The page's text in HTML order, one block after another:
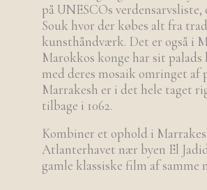
på UNESCOs
Souk hvor der købes alt fra
kunsthåndværk. Det er også i
Marokkos konge har sit
med deres mosaik omringet af
Marrakesh er i det hele taget
tilbage i 1062.
Kombiner et ophold i
Atlanterhavet nær byen El
gamle klassiske film af samme